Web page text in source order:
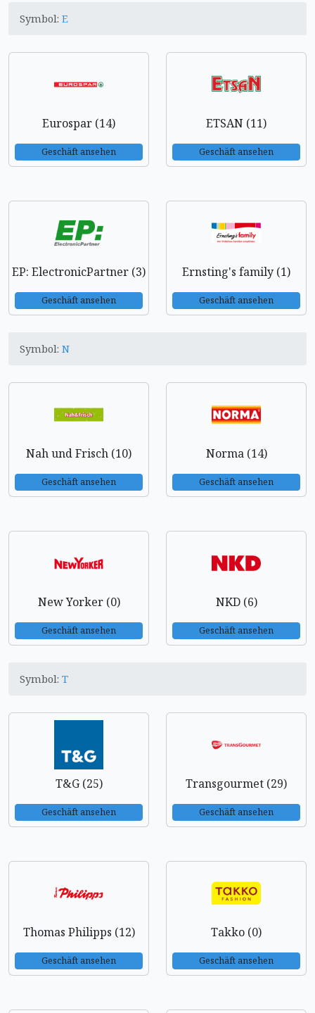
Symbol: E
Eurospar (14)
Geschäft ansehen
ETSAN (11)
Geschäft ansehen
EP: ElectronicPartner (3)
Geschäft ansehen
Ernsting's family (1)
Geschäft ansehen
Symbol: N
Nah und Frisch (10)
Geschäft ansehen
Norma (14)
Geschäft ansehen
New Yorker (0)
Geschäft ansehen
NKD (6)
Geschäft ansehen
Symbol: T
T&G (25)
Geschäft ansehen
Transgourmet (29)
Geschäft ansehen
Thomas Philipps (12)
Geschäft ansehen
Takko (0)
Geschäft ansehen